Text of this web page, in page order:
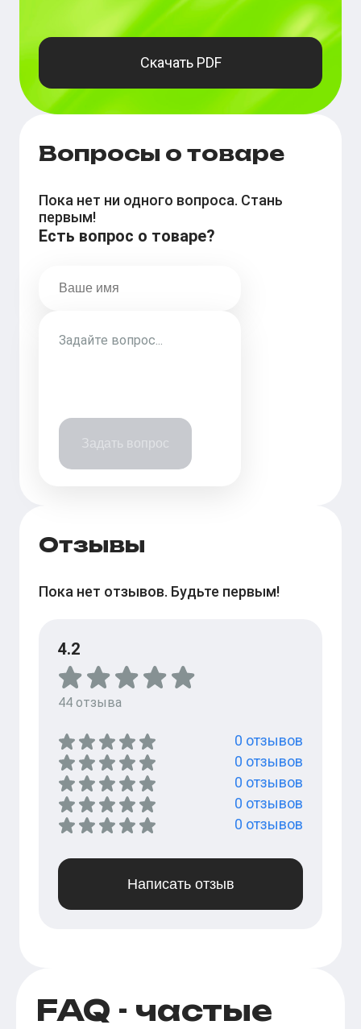
Скачать PDF
Вопросы о товаре
Пока нет ни одного вопроса. Стань
первым!
Есть вопрос о товаре?
Задать вопрос
Отзывы
Пока нет отзывов. Будьте первым!
4.2
44 отзыва
0 отзывов
0 отзывов
0 отзывов
0 отзывов
0 отзывов
Написать отзыв
FAQ - частые